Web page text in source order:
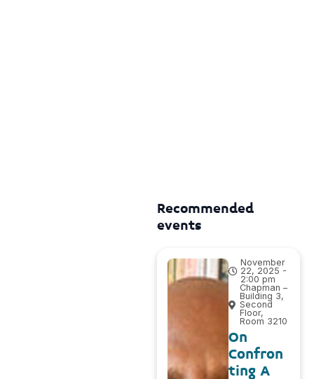
Recommended
events
November
22, 2025 -
2:00 pm
Chapman –
Building 3,
Second
Floor,
Room 3210
On
Confron
ting A